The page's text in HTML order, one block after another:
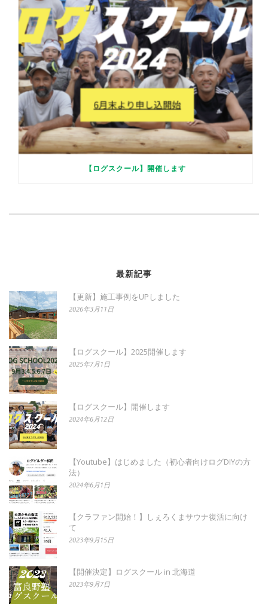
【ログスクール】開催します
最新記事
【更新】施工事例をUPしました
2026年3月11日
【ログスクール】2025開催します
2025年7月1日
【ログスクール】開催します
2024年6月12日
【Youtube】はじめました（初心者向けログDIYの方
法）
2024年6月1日
【クラファン開始！】しぇろくまサウナ復活に向け
て
2023年9月15日
【開催決定】ログスクール in 北海道
2023年9月7日